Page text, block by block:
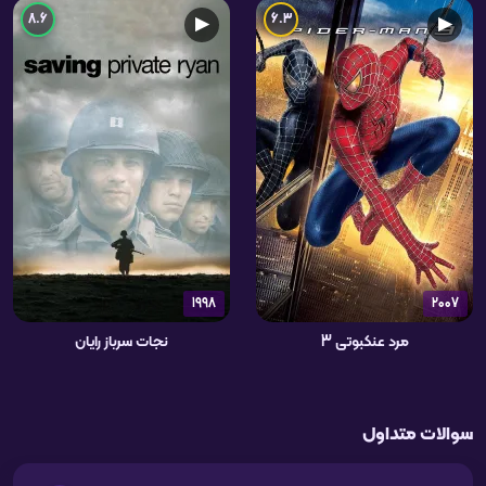
2007
▶
6.3
مرد عنکبوتی 3
1998
▶
8.6
نجات سرباز رایان
سوالات متداول